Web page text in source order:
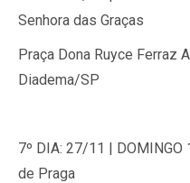
Senhora das Graças
Praça Dona Ruyce Ferraz
Diadema/SP
7º DIA: 27/11 | DOMINGO
de Praga